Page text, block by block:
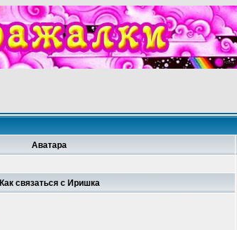
Аватара
Как связаться с Иришка